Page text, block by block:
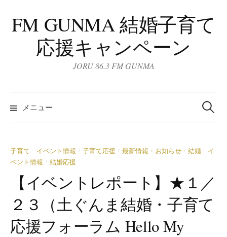
ン
テ
FM GUNMA 結婚子育て
応援キャンペーン
JORU 86.3 FM GUNMA
メニュー
検
索:
子育て イベント情報 / 子育て応援 / 最新情報・お知らせ / 結婚 イ
ベント情報 / 結婚応援
【イベントレポート】★１／
２３（土ぐんま結婚・子育て
応援フォーラム Hello My